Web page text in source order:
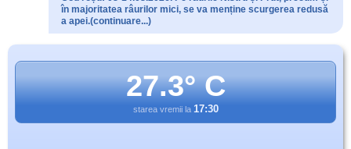
în majoritatea râurilor mici, se va menține scurgerea redusă
a apei.(continuare...)
27.3° C
starea vremii la 17:30